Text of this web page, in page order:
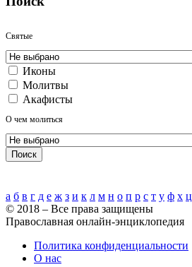
Святые
Иконы
Молитвы
Акафисты
О чем молиться
Поиск
а б в г д е ж з и к л м н о п р с т у ф х ц
© 2018 – Все права защищены
Православная онлайн-энциклопедия
Политика конфиденциальности
О нас